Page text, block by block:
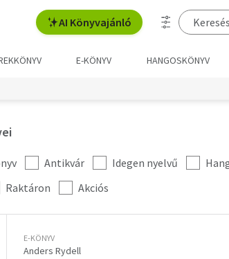
AI Könyvajánló
E-KÖNYV HANGOSKÖNYV
Antikvár Idegen nyelvű
Raktáron Akciós
E-KÖNYV
Anders Rydell